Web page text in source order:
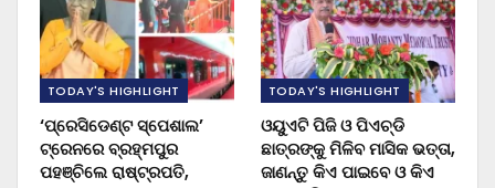
TODAY'S HIGHLIGHT
‘ପ୍ରେସିଡେଣ୍ଟ ସ୍ପେଶାଲ’
ଟ୍ରେନରେ ବ୍ରହ୍ମପୁର
ପହଞ୍ଚିଲେ ରାଷ୍ଟ୍ରପତି,
TODAY'S HIGHLIGHT
ଓୟୁଏଟି ପିଜି ଓ ପିଏଚ୍‌ଡି
ଛାତ୍ରଙ୍କୁ ମିଳିବ ମାସିକ ଭତ୍ତା,
ଜାଣନ୍ତୁ କିଏ ପାଇବେ ଓ କିଏ